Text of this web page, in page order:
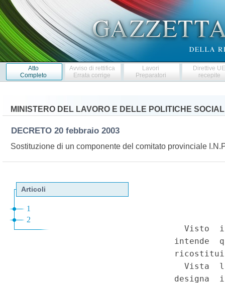
Atto
Completo
Avviso di rettifica
Errata corrige
Lavori
Preparatori
Direttive
recepite
MINISTERO DEL LAVORO E DELLE POLITICHE
DECRETO 20 febbraio 2003
Sostituzione di un componente del comitato provinciale